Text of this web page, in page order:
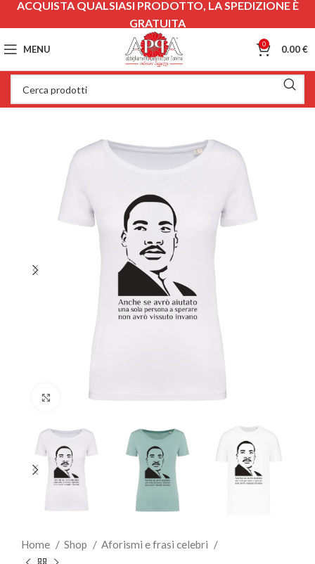
MENU 0 0.00€
Clicca per ingrandire
Home Shop Aforismi e frasi celebri
ACQUISTA QUALSIASI PRODOTTO, LA SPEDIZIONE È
GRATUITA